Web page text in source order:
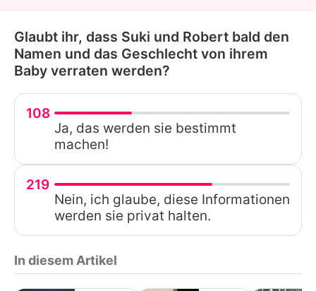
Glaubt ihr, dass Suki und Robert bald den
Namen und das Geschlecht von ihrem
Baby verraten werden?
108
Ja, das werden sie bestimmt
machen!
219
Nein, ich glaube, diese Informationen
werden sie privat halten.
In diesem Artikel